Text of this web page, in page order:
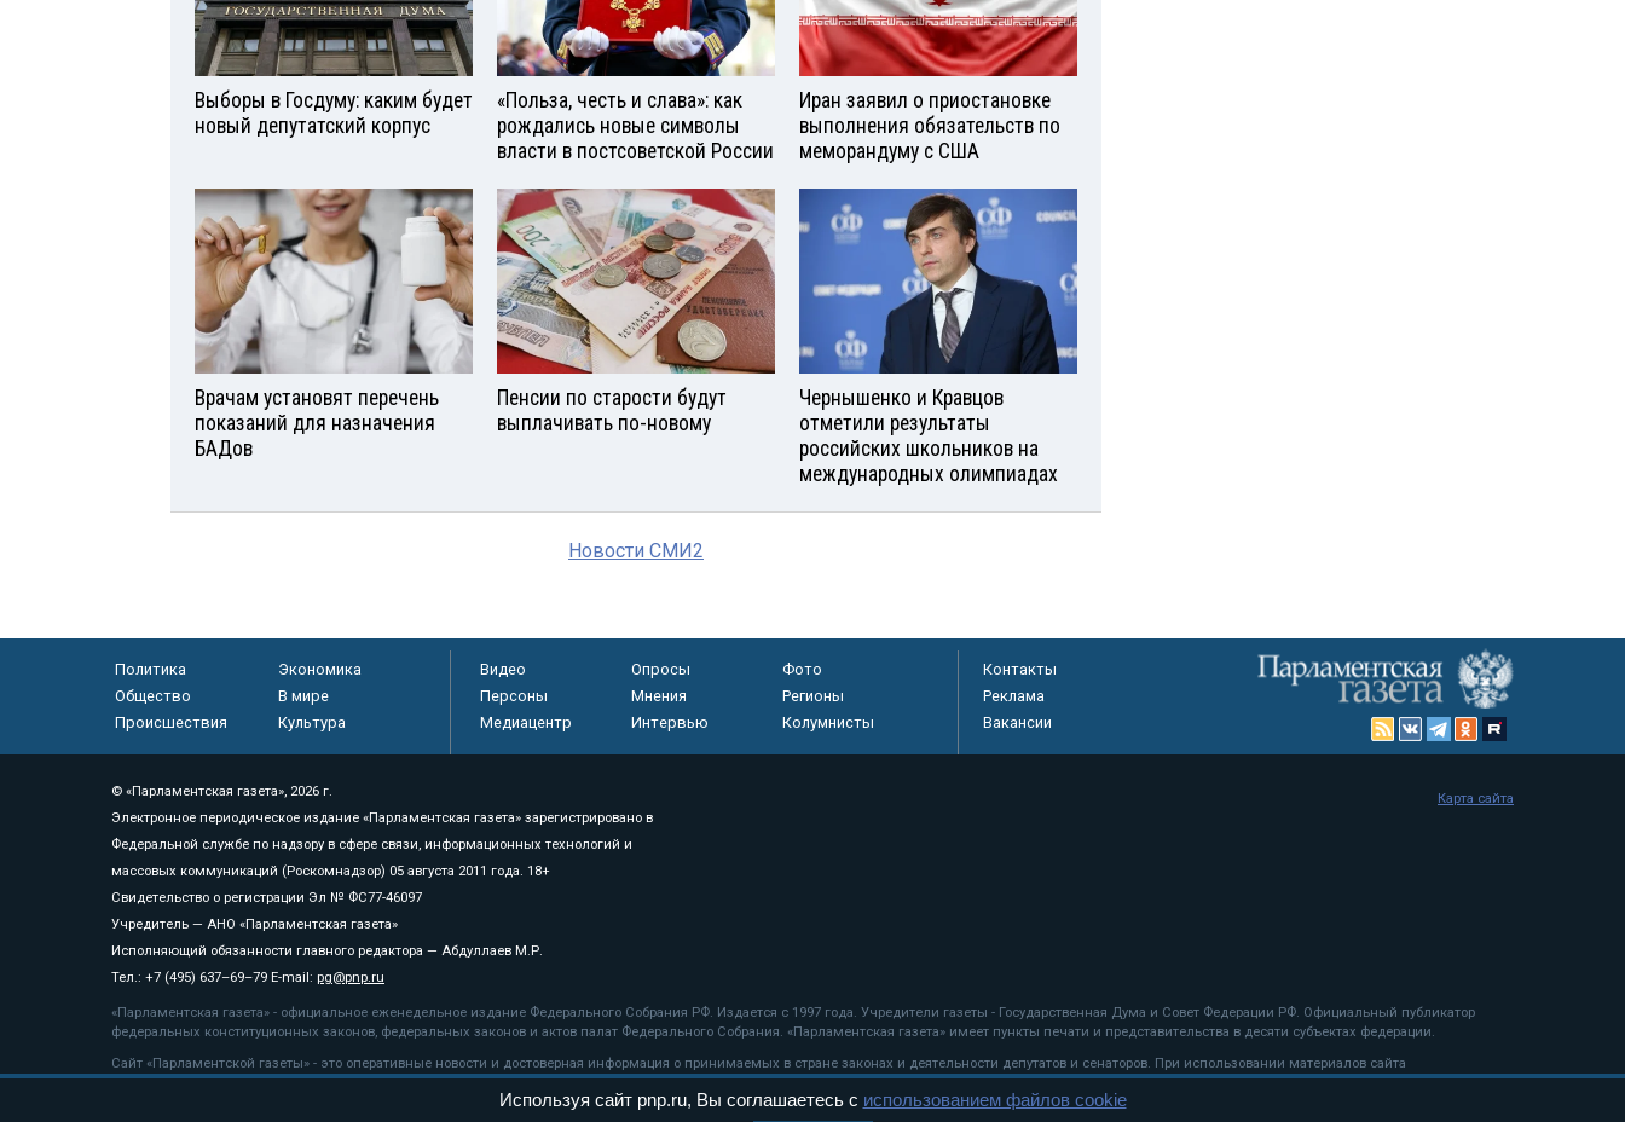
Выборы в Госдуму: каким будет
новый депутатский корпус
«Польза, честь и слава»: как
рождались новые символы
власти в постсоветской России
Иран заявил о приостановке
выполнения обязательств по
меморандуму с США
Врачам установят перечень
показаний для назначения
БАДов
Пенсии по старости будут
выплачивать по-новому
Чернышенко и Кравцов
отметили результаты
российских школьников на
международных олимпиадах
Новости СМИ2
Политика
Экономика
Общество
В мире
Происшествия
Культура
Видео Опросы
Фото
Персоны
Мнения
Регионы
Медиацентр
Интервью Колумнисты
Контакты
Реклама
Вакансии
© «Парламентская газета», 2026 г.
Электронное периодическое издание «Парламентская газета» зарегистрировано в
Федеральной службе по надзору в сфере связи, информационных технологий и
массовых коммуникаций (Роскомнадзор) 05 августа 2011 года. 18+
Свидетельство о регистрации Эл № ФС77-46097
Учредитель — АНО «Парламентская газета»
Исполняющий обязанности главного редактора — Абдуллаев М.Р.
Тел.: +7 (495) 637–69–79 E-mail: pg@pnp.ru
«Парламентская газета» - официальное еженедельное издание Федерального Собрания РФ. Издается с 1997 года. Учредители газеты - Государственная Дума и Совет Федерации РФ. Официальный публикатор
федеральных конституционных законов, федеральных законов и актов палат Федерального Собрания. «Парламентская газета» имеет пункты печати и представительства в десяти субъектах федерации.
Сайт «Парламентской газеты» - это оперативные новости и достоверная информация о принимаемых в стране законах и деятельности депутатов и сенаторов. При использовании материалов сайта
«Парламентской газеты» активная ссылка на pnp.ru обязательна.
рекомендательные технологии
Карта сайта
Используя сайт pnp.ru, Вы соглашаетесь с использованием файлов cookie